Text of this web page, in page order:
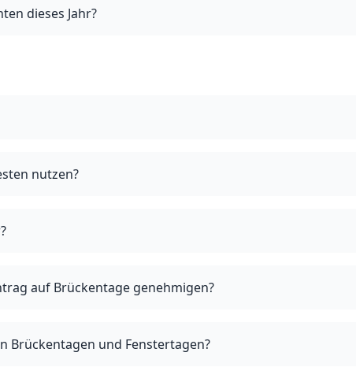
dieses Jahr?
nutzen?
auf Brückentage genehmigen?
Brückentagen und Fenstertagen?